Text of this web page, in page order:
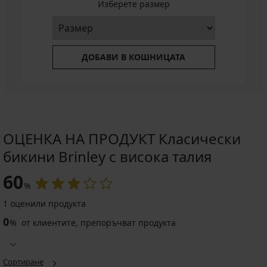
Изберете размер
ДОБАВИ В КОШНИЦАТА
ОЦЕНКА НА ПРОДУКТ Класически
бикини Brinley с висока талия
60%
1 оценили продукта
0% от клиентите, препоръчват продукта
Сортиране